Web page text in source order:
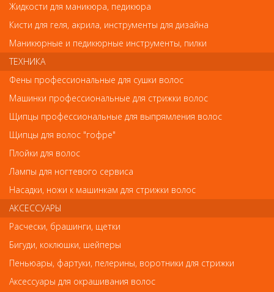
Обратите внимание
Внешний вид товара «Деваль Термобрашинг керамика 42/65мм
Несовпадение внешнего вида и комплектности реального
товара с фотографиями и описанием на сайте не является
показателем ненадлежащего качества товара.
Так же советуем посмотреть
Жидкости для маникюра, педикюра
Кисти для геля, акрила, инструменты для дизайна
Маникюрные и педикюрные инструменты, пилки
ТЕХНИКА
Фены профессиональные для сушки волос
Машинки профессиональные для стрижки волос
Щипцы профессиональные для выпрямления волос
Щипцы для волос "гофре"
Плойки для волос
Лампы для ногтевого сервиса
Насадки, ножи к машинкам для стрижки волос
АКСЕССУАРЫ
Расчески, брашинги, щетки
Бигуди, коклюшки, шейперы
Пеньюары, фартуки, пелерины, воротники для стрижки
Аксессуары для окрашивания волос